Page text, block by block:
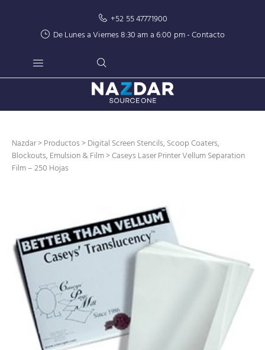
+52 55 47771900
De Lunes a Viernes 8:30 am a 6:00 pm -Contacto
Nazdar>Productos>Digital Screen Stencils, Scoop Coaters,
Blockouts, Emulsion & Film> Caseys Laser Printer Vellum Separation
Film – 250 Hojas